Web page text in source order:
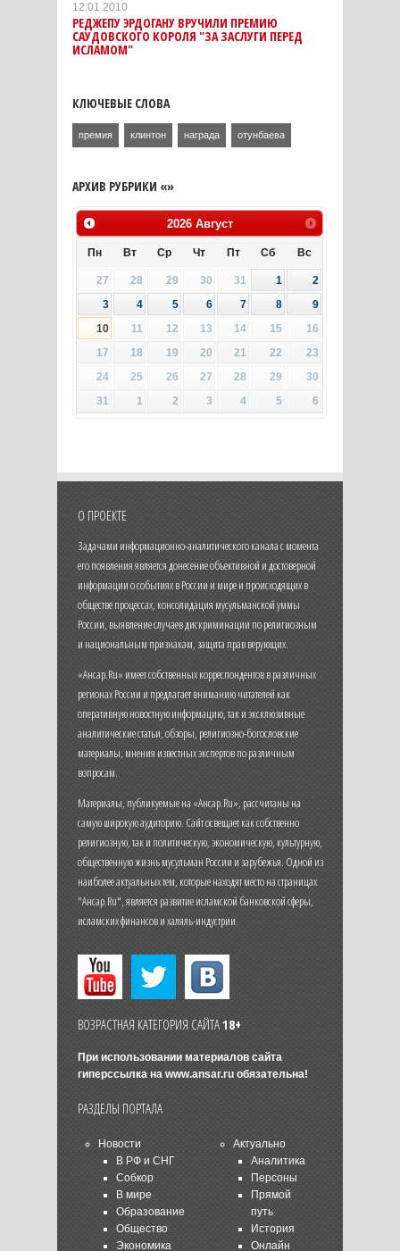
12.01.2010
РЕДЖЕПУ ЭРДОГАНУ ВРУЧИЛИ ПРЕМИЮ
САУДОВСКОГО КОРОЛЯ "ЗА ЗАСЛУГИ ПЕРЕД
ИСЛАМОМ"
КЛЮЧЕВЫЕ СЛОВА
премия клинтон награда отунбаева
АРХИВ РУБРИКИ «»
2026 Август
Пн Вт Ср Чт Пт Сб Вс
27 28 29 30 31 1
2
3
4 5 6 7 8
9
10
11 12 13 14 15
16
17
18 19 20 21 22
23
24
25 26 27 28 29
30
31
1 2 3 4 5 6
О ПРОЕКТЕ
Задачами информационно-аналитического канала с момента
его появления является донесение объективной и достоверной
информации о событиях в России и мире и происходящих в
обществе процессах, консолидация мусульманской уммы
России, выявление случаев дискриминации по религиозным
и национальным признакам, защита прав верующих.
«Ансар.Ru» имеет собственных корреспондентов в различных
регионах России и предлагает вниманию читателей как
оперативную новостную информацию, так и эксклюзивные
аналитические статьи, обзоры, религиозно-богословские
материалы, мнения известных экспертов по различным
вопросам.
Материалы, публикуемые на «Ансар.Ru», рассчитаны на
самую широкую аудиторию. Сайт освещает как собственно
религиозную, так и политическую, экономическую, культурную,
общественную жизнь мусульман России и зарубежья. Одной из
наиболее актуальных тем, которые находят место на страницах
"Ансар.Ru", является развитие исламской банковской сферы,
исламских финансов и халяль-индустрии.
ВОЗРАСТНАЯ КАТЕГОРИЯ САЙТА18+
При использовании материалов сайта
гиперссылка на www.ansar.ruобязательна!
РАЗДЕЛЫ ПОРТАЛА
Новости
В РФ и СНГ
Собкор
В мире
Образование
Общество
Экономика
Актуально
Аналитика
Персоны
Прямой
путь
История
Онлайн